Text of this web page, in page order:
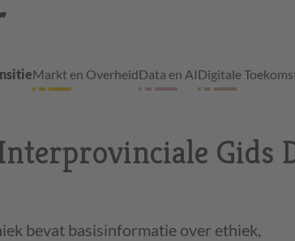
Markt en OverheidData en AIDigitale
Gids
bevat basisinformatie over ethiek,